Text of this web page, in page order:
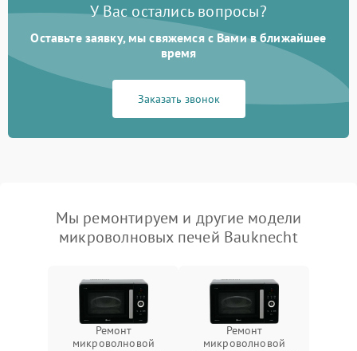
У Вас остались вопросы?
Оставьте заявку, мы свяжемся с Вами в ближайшее
время
Заказать звонок
Мы ремонтируем и другие модели
микроволновых печей Bauknecht
Ремонт
микроволновой
Ремонт
микроволновой